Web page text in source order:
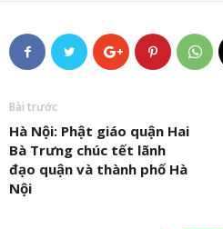
Bài trước
Hà Nội: Phật giáo quận Hai
Bà Trưng chúc tết lãnh
đạo quận và thành phố Hà
Nội